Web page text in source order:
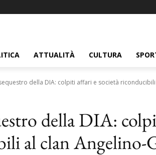
ATTUALITÀ CULTURA
della DIA: colpiti affari e società
della DIA:
al clan Angelino-